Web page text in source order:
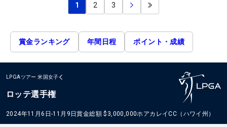
1 2 3
賞金ランキング 年間日程 ポイント・成績
LPGAツアー 米国女子
ロッテ選手権
2024年11月6日-11月9日賞金総額 $3,000,000ホアカレイCC（ハワイ州）